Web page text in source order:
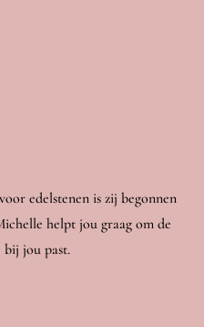
edelstenen is zij begonnen
helpt jou graag om de
bij jou past.